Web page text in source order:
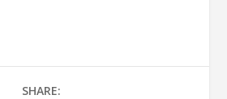
SHARE: